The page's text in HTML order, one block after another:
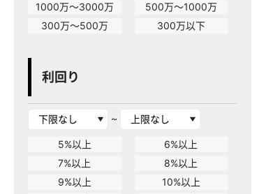
1000万～3000万
500万～1000万
300万～500万
300万以下
利回り
~
5%以上
6%以上
7%以上
8%以上
9%以上
10%以上